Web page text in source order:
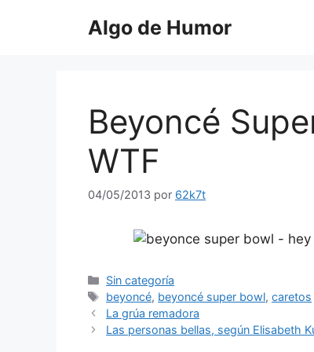
Algo de Humor
Beyoncé
WTF
04/05/2013 por 62k7t
Categorías
Sin categoría
Etiquetas
beyoncé, beyoncé super bowl,caretos
La grúa remadora
Las personas bellas, según Elisabeth